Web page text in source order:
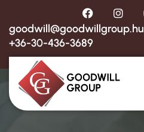
goodwill@goodwillgroup.hu
+36-30-436-3689